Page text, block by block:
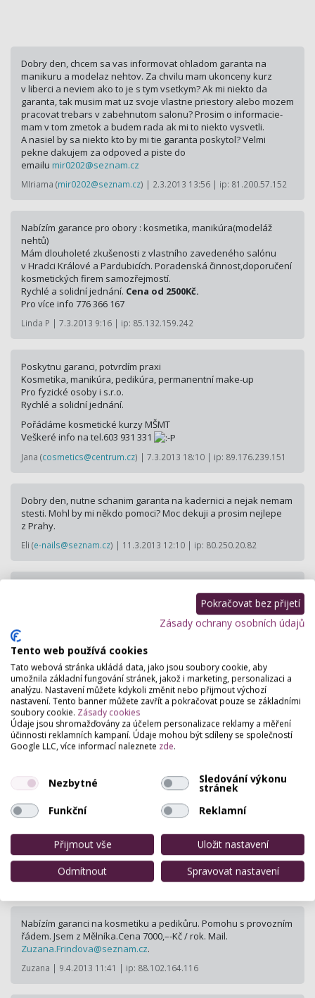
Dobry den, chcem sa vas informovat ohladom garanta na
manikuru a modelaz nehtov. Za chvilu mam ukonceny kurz
v liberci a neviem ako to je s tym vsetkym? Ak mi niekto da
garanta, tak musim mat uz svoje vlastne priestory alebo mozem
pracovat trebars v zabehnutom salonu? Prosim o informacie-
mam v tom zmetok a budem rada ak mi to niekto vysvetli.
A nasiel by sa niekto kto by mi tie garanta poskytol? Velmi
pekne dakujem za odpoved a piste do
emailu mir0202@seznam.cz
MIriama (mir0202@seznam.cz) | 2.3.2013 13:56 | ip: 81.200.57.152
Nabízím garance pro obory : kosmetika, manikúra(modeláž
nehtů)
Mám dlouholeté zkušenosti z vlastního zavedeného salónu
v Hradci Králové a Pardubicích. Poradenská činnost,doporučení
kosmetických firem samozřejmostí.
Rychlé a solidní jednání. Cena od 2500Kč.
Pro více info 776 366 167
Linda P | 7.3.2013 9:16 | ip: 85.132.159.242
Poskytnu garanci, potvrdím praxi
Kosmetika, manikúra, pedikúra, permanentní make-up
Pro fyzické osoby i s.r.o.
Rychlé a solidní jednání.
Pořádáme kosmetické kurzy MŠMT
Veškeré info na tel.603 931 331
Jana (cosmetics@centrum.cz) | 7.3.2013 18:10 | ip: 89.176.239.151
Dobry den, nutne schanim garanta na kadernici a nejak nemam
stesti. Mohl by mi někdo pomoci? Moc dekuji a prosim nejlepe
z Prahy.
Eli (e-nails@seznam.cz) | 11.3.2013 12:10 | ip: 80.250.20.82
pedikuru,možno i jednotlivě. Kurz na pedikuru končím v březnu.
Jen seriozní nabídky, Rychle a spolehlivě Poradím, vysvětlím a
Cena dle dohody
Těším se
Babeta | 13.3.2013 21:13 | ip: 81.90.163.84
Dobrý den,jak ma být napsana smlouva mezi garantem a mnou
na kosmetiku.
Je to smlouva jenom mezi mnou a garantem?
dana | 20.3.2013 13:06 | ip: 109.81.90.222
Dobrý den,jak ma být napsana smlouva mezi garantem a mnou
na kosmetiku.
Je to smlouva jenom mezi mnou a garantem?
Muze tuto smlouvu pouzit proti mne garant?
dana | 20.3.2013 13:07 | ip: 109.81.90.222
Nabízím garanci na kosmetiku a pedikůru. Pomohu s provozním
řádem. Jsem z Mělníka.Cena 7000,–-Kč / rok. Mail.
Zuzana.Frindova@seznam.cz.
Zuzana | 9.4.2013 11:41 | ip: 88.102.164.116
Pokračovat bez přijetí
Zásady ochrany osobních údajů
Tento web používá cookies
Tato webová stránka ukládá data, jako jsou soubory cookie, aby
umožnila základní fungování stránek, jakož i marketing, personalizaci a
analýzu. Nastavení můžete kdykoli změnit nebo přijmout výchozí
nastavení. Tento banner můžete zavřít a pokračovat pouze se základními
soubory cookie. Zásady cookies
Údaje jsou shromažďovány za účelem personalizace reklamy a měření
účinnosti reklamních kampaní. Údaje mohou být sdíleny se společností
Google LLC, více informací naleznete zde.
Nezbytné Sledování výkonu
stránek
Funkční
Reklamní
Přijmout vše
Uložit nastavení
Odmítnout
Spravovat nastavení